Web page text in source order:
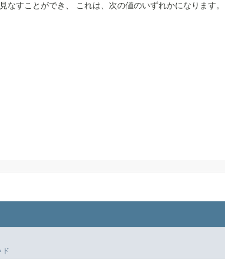
なすことができ、
これは、次の値のいずれかになります。
ド